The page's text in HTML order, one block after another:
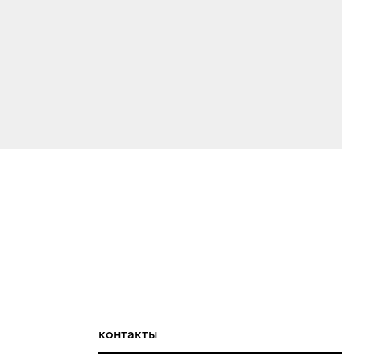
контакты